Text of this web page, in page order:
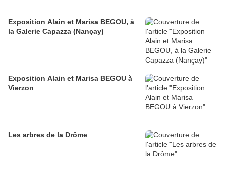
Exposition Alain et Marisa BEGOU, à
la Galerie Capazza (Nançay)
Exposition Alain et Marisa BEGOU à
Vierzon
Les arbres de la Drôme